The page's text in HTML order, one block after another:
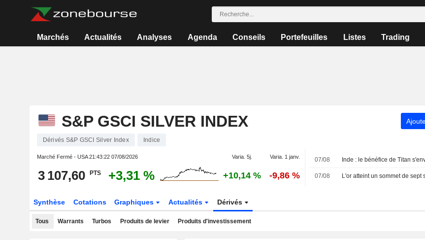
Marchés Actualités Analyses Agenda Conseils Portefeuilles Listes Trading
S&P GSCI SILVER INDEX
Dérivés S&P GSCI Silver Index Indice
Marché Fermé - USA21:43:22 07/08/2026 Varia. 5j. Varia. 1 janv.
3 107,60 PTS +3,31 % +10,14 % -9,86 %
07/08
07/08
Synthèse Cotations Graphiques Actualités Dérivés
Tous Warrants Turbos Produits de levier Produits d'investissement